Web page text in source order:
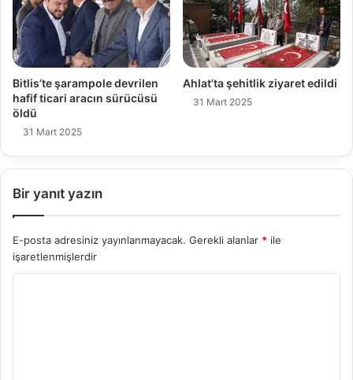
Bitlis’te şarampole devrilen
hafif ticari aracın sürücüsü
öldü
31 Mart 2025
Ahlat’ta şehitlik ziyaret edildi
31 Mart 2025
Bir yanıt yazın
E-posta adresiniz yayınlanmayacak. Gerekli alanlar * ile
işaretlenmişlerdir